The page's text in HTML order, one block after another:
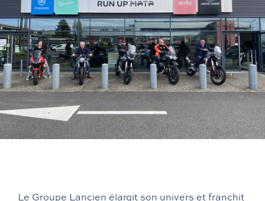
Mazda
Xpeng
Mitsubishi
Piaggio
Vespa
Aprilia
Moto Guzzi
Exxite
Hanroad
Le Groupe Lancien élargit son univers et franchit